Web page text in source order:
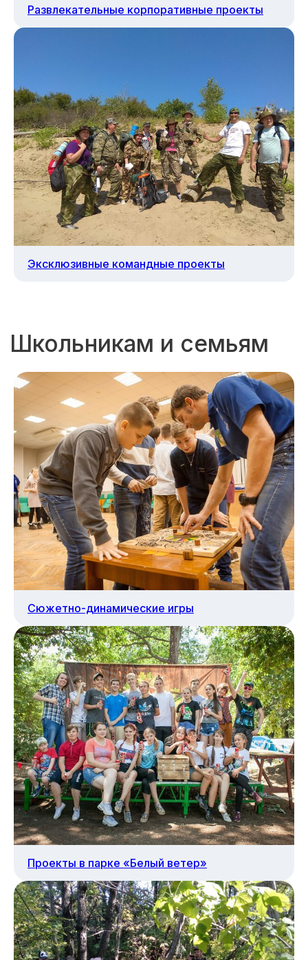
Развлекательные корпоративные проекты
Эксклюзивные командные проекты
Сюжетно-динамические игры
Проекты в парке «Белый ветер»
Путешествия